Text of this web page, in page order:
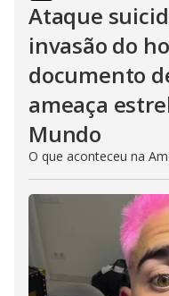
Ataque
invasão do
documento
ameaça
Mundo
O que aconteceu na